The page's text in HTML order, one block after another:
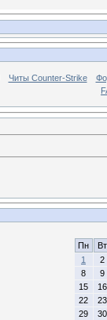
Читы Counter-Strike
Пн
Вт
1
2
8
9
15
16
22
23
29
30